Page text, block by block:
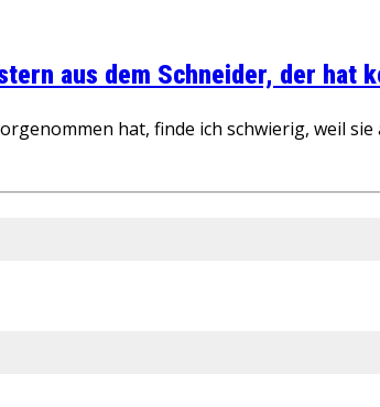
aus dem Schneider, der hat
hat, finde ich schwierig, weil